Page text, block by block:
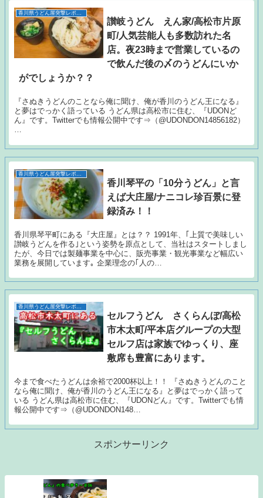
香川県うどん屋突撃レポート
讃岐うどん えん家/高松市片原
町/人気芸能人も多数訪れた名
店。夜23時まで営業しているの
で飲んだ後の〆のうどんにいか
がでしょうか？？
『さぬきうどんのことなら俺に聞け、俺が香川のうどん王になる』
と夢はでっかく語っている うどん県は高松市に住む、『UDONど
ん』です。Twitterでも情報公開中です⇒（@UDONDON14856182）
…
香川県うどん屋突撃レポート
香川琴平の「10分うどん」と言
えば大庄屋/ナニコレ珍百景に登
録済み！！
香川県琴平町にある『大庄屋』とは？？ 1991年、｢上質で美味しい
讃岐うどんを作る｣という姿勢を原点として、当社はスタートしまし
たが、今日では製麺事業を中心に、販売事業・観光事業など幅広い
業務を展開しています｡ 企業理念の｢人の…
香川県うどん屋突撃レポート
セルフうどん さくらんぼ/高松
市木太町/平本店グループの大型
セルフ店は家族でゆっくり、座
敷席も豊富にあります。
今まで食べたうどんは余裕で2000杯以上！！ 『さぬきうどんのこと
なら俺に聞け、俺が香川のうどん王になる』と夢はでっかく語って
いる うどん県は高松市に住む、『UDONどん』です。Twitterでも情
報公開中です⇒（@UDONDON148…
スポンサーリンク